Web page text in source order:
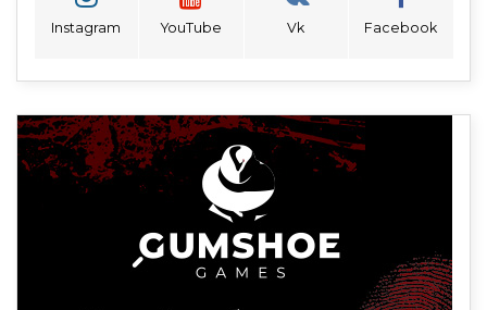
Instagram YouTube Vk Facebook